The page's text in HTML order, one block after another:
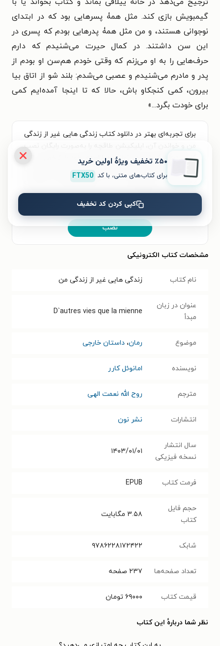
گیمبویش بازی کند. مثل همۀ پسرهایی بود که در ابتدای
نوجوانی هستند، و من مثل همۀ پدرهایی بودم که پسری در
این سن داشتند. در کمال حیرت می‌شنیدم که دارم
حرف‌هایی را به او می‌زنم که وقتی خودم هم‌سن او بودم از
پدر و مادرم می‌شنیدم و عصبی می‌شدم: بلند شو از اتاق بیا
بیرون، کمی کنجکاو باش، حالا که تا اینجا آمده‌ایم کمی
برای خودت بگرد...»
برای تجربه‌ای بهتر در دانلود کتاب زندگی هایی غیر از زندگی
من و خواندن آن، اپلیکیشن طاقچه را به‌صورت رایگان نصب
کنید. در اپلیکیشن می‌توانید مطالعه‌ی خود را شخصی‌سازی
کنید و لذت خواندن و شنیدن کتاب‌ها را همیشه و همه‌جا
تجربه کنید. علاوه‌بر دسترسی آسان، امکان خرید هزاران
کتاب صوتی و الکترونیکی با تخفیف‌های ویژه و بهترین
قیمت هم فراهم است.
نصب
مشخصات کتاب الکترونیکی
نام کتاب زندگی هایی غیر از زندگی من
عنوان در زبان
مبدأ
D`autres vies que la mienne
موضوع رمان، داستان خارجی
نویسنده امانوئل کارر
مترجم روح الله نعمت الهی
انتشارات نشر نون
سال انتشار
نسخه فیزیکی
۱۴۰۳/۰۱/۰۱
فرمت کتاب EPUB
حجم فایل
کتاب
۳.۵۸ مگابایت
شابک ۹۷۸۶۲۲۸۱۷۲۴۲۲
تعداد صفحه‌ها ۲۳۷ صفحه
قیمت کتاب ۶۹۰۰۰ تومان
نظر شما دربارهٔ این کتاب
٪۵۰ تخفیف ویژۀ اولین خرید
برای کتاب‌های متنی، با کد FTX50
کپی کردن کد تخفیف